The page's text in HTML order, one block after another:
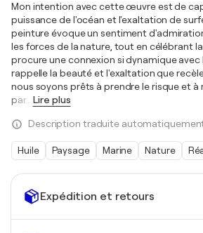
Expédition et retours
Mon intention avec cette œuvre est de
puissance de l'océan et l'exaltation de
peinture évoque un sentiment
les forces de la nature, tout en célébrant
procure une connexion si dynamique avec
rappelle la beauté et l'exaltation que
nous soyons prêts à prendre le risque et à
par… Lire plus
Description traduite
Huile Paysage Marine Nature